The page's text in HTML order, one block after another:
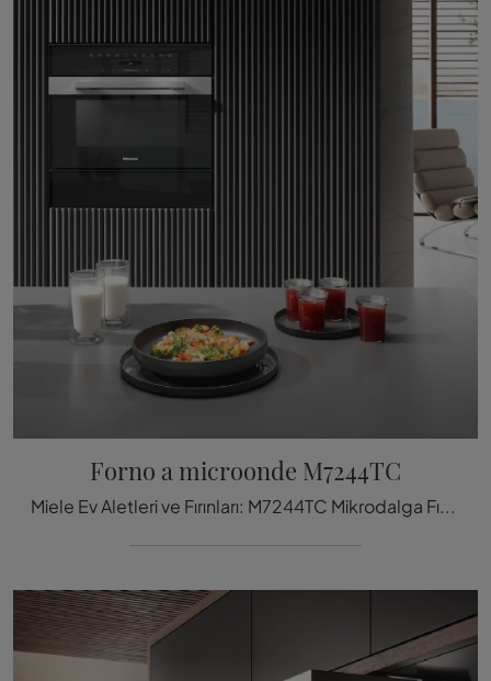
Forno a microonde M7244TC
Miele Ev Aletleri ve Fırınları: M7244TC Mikrodalga Fırın modeli ile mekanlarınızı ve mutfağınızı nasıl